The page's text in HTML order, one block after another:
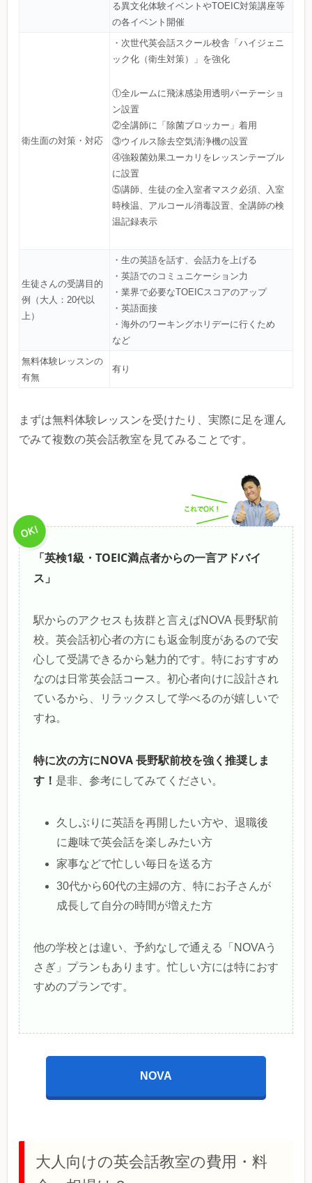
る異文化体験イベントやTOEIC対策講座等
の各イベント開催
衛生面の対策・対応
・次世代英会話スクール校舎「ハイジェニ
ック化（衛生対策）」を強化
①全ルームに飛沫感染用透明パーテーショ
ン設置
②全講師に「除菌ブロッカー」着用
③ウイルス除去空気清浄機の設置
④強殺菌効果ユーカリをレッスンテーブル
に設置
⑤講師、生徒の全入室者マスク必須、入室
時検温、アルコール消毒設置、全講師の検
温記録表示
生徒さんの受講目的
例（大人：20代以
上）
・生の英語を話す、会話力を上げる
・英語でのコミュニケーション力
・業界で必要なTOEICスコアのアップ
・英語面接
・海外のワーキングホリデーに行くため
など
無料体験レッスンの
有無
有り
まずは無料体験レッスンを受けたり、実際に足を運ん
でみて複数の英会話教室を見てみることです。
「英検1級・TOEIC満点者からの一言アドバイ
ス」
駅からのアクセスも抜群と言えばNOVA 長野駅前
校。英会話初心者の方にも返金制度があるので安
心して受講できるから魅力的です。特におすすめ
なのは日常英会話コース。初心者向けに設計され
ているから、リラックスして学べるのが嬉しいで
すね。
特に次の方にNOVA 長野駅前校を強く推奨しま
す！ 是非、参考にしてみてください。
久しぶりに英語を再開したい方や、退職後
に趣味で英会話を楽しみたい方
家事などで忙しい毎日を送る方
30代から60代の主婦の方、特にお子さんが
成長して自分の時間が増えた方
他の学校とは違い、予約なしで通える「NOVAう
さぎ」プランもあります。忙しい方には特におす
すめのプランです。
NOVA
大人向けの英会話教室の費用・料